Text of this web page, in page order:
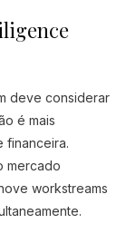
deve considerar
é mais
financeira.
mercado
workstreams